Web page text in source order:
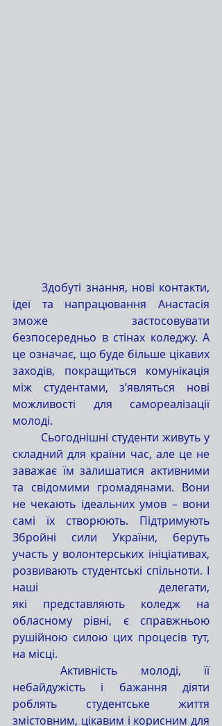
	Здобуті знання, нові контакти,
ідеї та напрацювання Анастасія
зможе застосовувати
безпосередньо в стінах коледжу. А
це означає, що буде більше цікавих
заходів, покращиться комунікація
між студентами, з’являться нові
можливості для самореалізації
молоді.
складний для країни час, але це не
заважає їм залишатися активними
та свідомими громадянами. Вони
не чекають ідеальних умов – вони
самі їх створюють. Підтримують
Збройні сили України, беруть
участь у волонтерських ініціативах,
розвивають студентські спільноти. І
наші делегати,
які представляють коледж на
обласному рівні, є справжньою
рушійною силою цих процесів тут,
на місці.
	Активність молоді, її
небайдужість і бажання діяти
роблять студентське життя
змістовним, цікавим і корисним для